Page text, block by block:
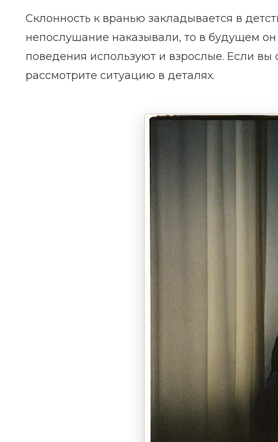
Склонность к вранью закладывается в
непослушание наказывали, то в будущем
поведения используют и взрослые. Если вы
рассмотрите ситуацию в деталях.